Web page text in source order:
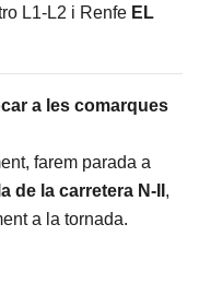
L1-L2 i Renfe EL
a les comarques
farem parada a
de la carretera N-II ,
a la tornada.